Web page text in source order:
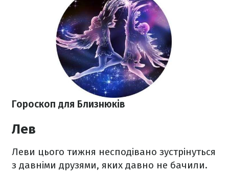
Гороскоп для Близнюків
Лев
Леви цього тижня несподівано зустрінуться
з давніми друзями, яких давно не бачили.